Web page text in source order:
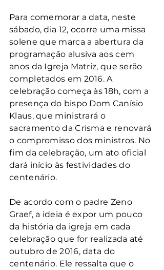
Para comemorar a data, neste
sábado, dia 12, ocorre uma missa
solene que marca a abertura da
programação alusiva aos cem
anos da Igreja Matriz, que serão
completados em 2016. A
celebração começa às 18h, com a
presença do bispo Dom Canísio
Klaus, que ministrará o
sacramento da Crisma e renovará
o compromisso dos ministros. No
fim da celebração, um ato oficial
dará início às festividades do
centenário.
De acordo com o padre Zeno
Graef, a ideia é expor um pouco
da história da igreja em cada
celebração que for realizada até
outubro de 2016, data do
centenário. Ele ressalta que o